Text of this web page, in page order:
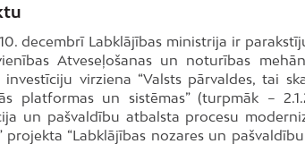
decembrī Labklājības ministrija ir
Atveseļošanas un noturības
virziena “Valsts pārvaldes, tai
platformas un sistēmas” (turpmāk –
un pašvaldību atbalsta procesu
projekta “Labklājības nozares un